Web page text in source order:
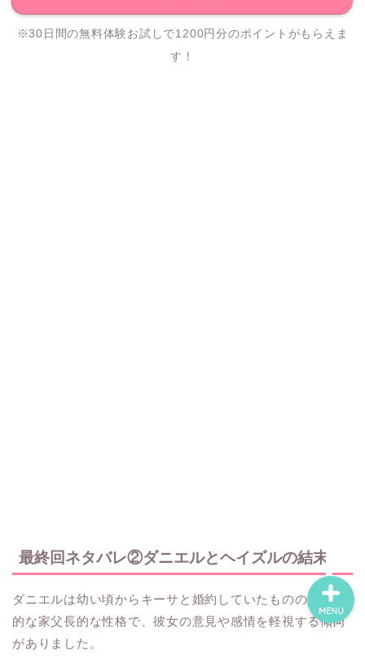
※30日間の無料体験お試しで1200円分のポイントがもらえま
す！
最終回ネタバレ②ダニエルとヘイズルの結末
ダニエルは幼い頃からキーサと婚約していたものの、典型
的な家父長的な性格で、彼女の意見や感情を軽視する傾向
がありました。
MENU